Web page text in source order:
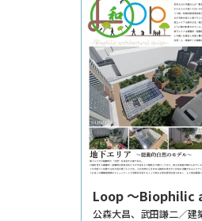
Loop ～
公森大昌、武田謙二／建